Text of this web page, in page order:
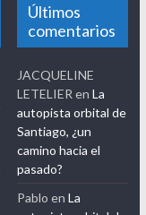
Últimos
comentarios
JACQUELINE
LETELIER enLa
autopista orbital de
Santiago, ¿un
camino hacia el
pasado?
Pablo enLa